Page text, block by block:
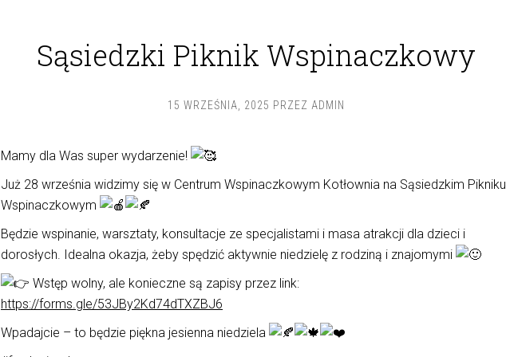
Sąsiedzki Piknik Wspinaczkowy
15 WRZEŚNIA, 2025 PRZEZ ADMIN
Mamy dla Was super wydarzenie!
Już 28 września widzimy się w Centrum Wspinaczkowym Kotłownia na Sąsiedzkim Pikniku
Wspinaczkowym
Będzie wspinanie, warsztaty, konsultacje ze specjalistami i masa atrakcji dla dzieci i
dorosłych. Idealna okazja, żeby spędzić aktywnie niedzielę z rodziną i znajomymi
Wstęp wolny, ale konieczne są zapisy przez link:
https://forms.gle/53JBy2Kd74dTXZBJ6
Wpadajcie – to będzie piękna jesienna niedziela